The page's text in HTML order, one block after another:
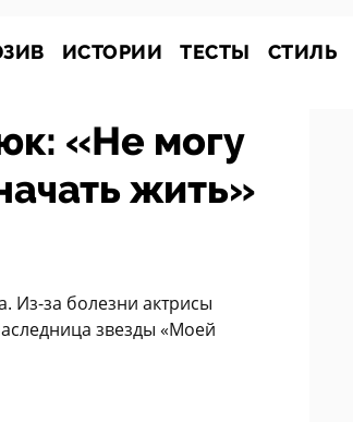
ИСТОРИИ ТЕСТЫ СТИЛЬ
«Не могу
жить»
Из-за болезни актрисы
звезды «Моей